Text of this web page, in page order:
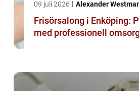
09 juli 2026 Alexander
Frisörsalong i Enköping:
med professionell